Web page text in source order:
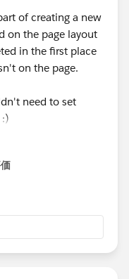
of creating a new
on the page layout
in the first place
on the page.
need to set
tab you can
recommend the
as you'll be able to
page layout.